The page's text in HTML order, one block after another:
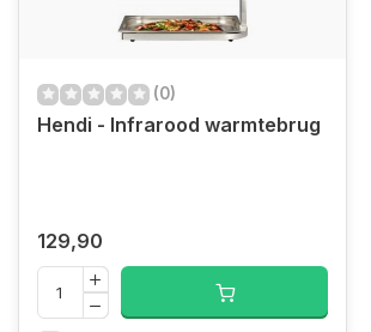
(0)
Hendi - Infrarood warmtebrug
129,90